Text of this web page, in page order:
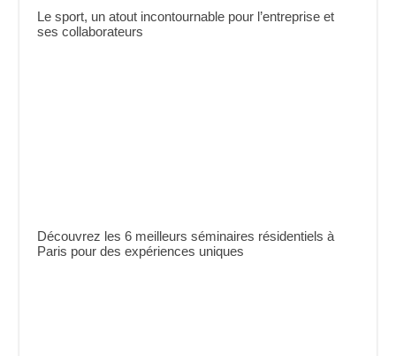
Le sport, un atout incontournable pour l’entreprise et
ses collaborateurs
Découvrez les 6 meilleurs séminaires résidentiels à
Paris pour des expériences uniques